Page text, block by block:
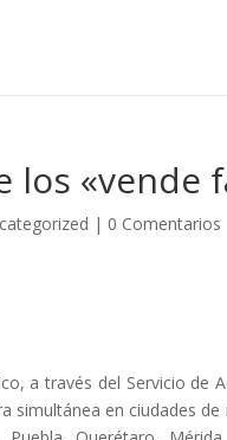
los «vende
| 0 Comentarios
a través del Servicio
simultánea en ciudades